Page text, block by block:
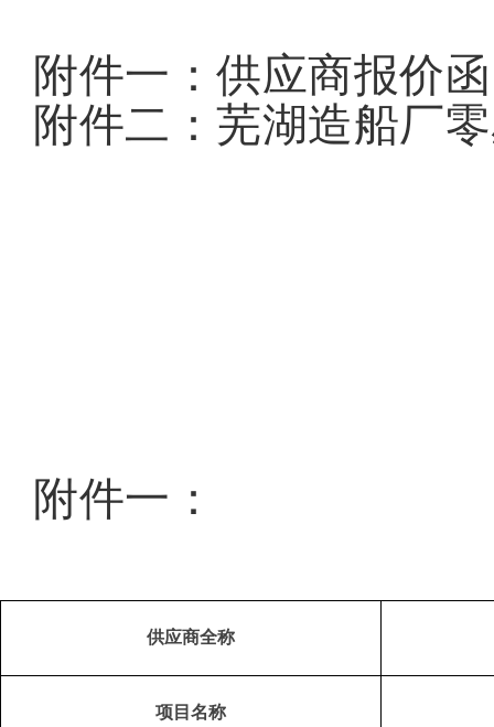
附件一：供应商报价函
附件二：芜湖造船厂
附件一：
供应商全称
项目名称